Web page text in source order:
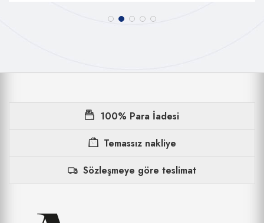
100% Para İadesi
Temassız nakliye
Sözleşmeye göre teslimat